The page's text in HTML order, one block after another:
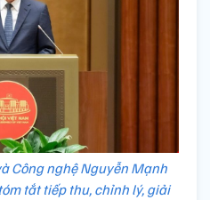
Công nghệ Nguyễn Mạnh
tắt tiếp thu, chỉnh lý, giải